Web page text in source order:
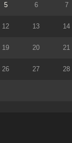
5 6 7
12 13 14
19 20 21
26 27 28